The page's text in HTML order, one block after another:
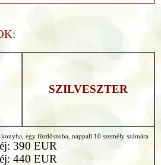
SZILVESZTER
egy fürdőszoba, nappali 10 személy számára
390 EUR
440 EUR